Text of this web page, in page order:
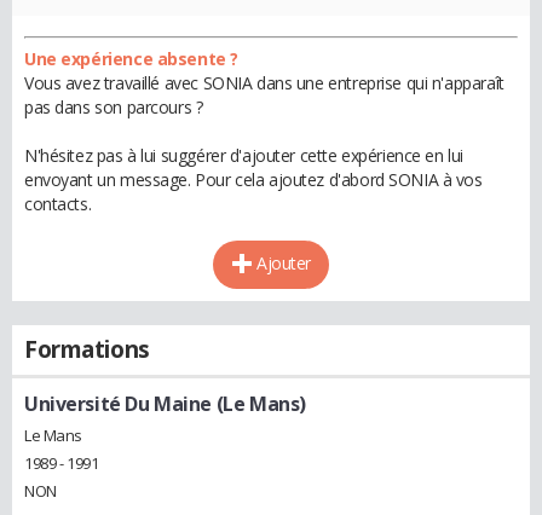
Une expérience absente ?
Vous avez travaillé avec SONIA dans une entreprise qui n'apparaît
pas dans son parcours ?
N'hésitez pas à lui suggérer d'ajouter cette expérience en lui
envoyant un message. Pour cela ajoutez d'abord SONIA à vos
contacts.
Ajouter
Formations
Université Du Maine (Le Mans)
Le Mans
1989 - 1991
NON